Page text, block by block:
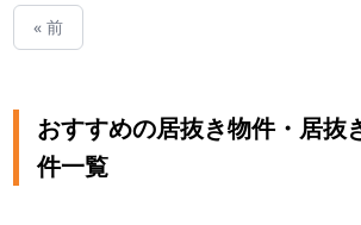
« 前
おすすめの居抜き物件・居抜
件一覧